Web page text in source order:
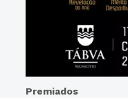
Premiados